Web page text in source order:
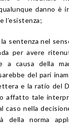
danno è
l’esistenza;
sentenza nel
per avere
a causa della
del pari
e la ratio del
affatto tale
caso nella
della norma